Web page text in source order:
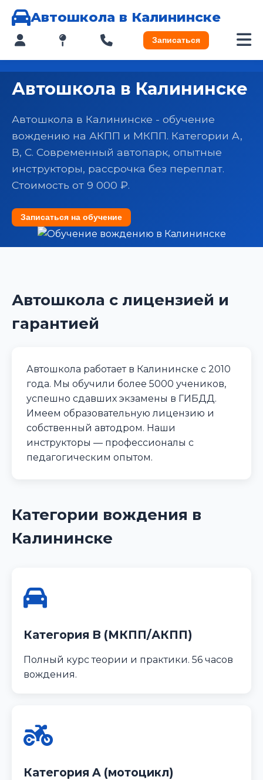
Автошкола в Калининске
Записаться
Автошкола в Калининске
Автошкола в Калининске - обучение
вождению на АКПП и МКПП. Категории A,
B, C. Современный автопарк, опытные
инструкторы, рассрочка без переплат.
Стоимость от 9 000 ₽.
Записаться на обучение
Автошкола с лицензией и
гарантией
Автошкола работает в Калининске с 2010
года. Мы обучили более 5000 учеников,
успешно сдавших экзамены в ГИБДД.
Имеем образовательную лицензию и
собственный автодром. Наши
инструкторы — профессионалы с
педагогическим опытом.
Категории вождения в
Калининске
Категория B (МКПП/АКПП)
Полный курс теории и практики. 56 часов
вождения.
Категория A (мотоцикл)